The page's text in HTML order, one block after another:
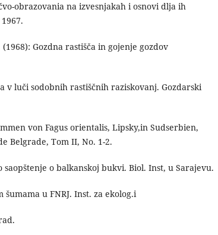
obrazovania na izvesnjakah i osnovi dlja ih
Gozdna rastišča in gojenje gozdov
v luči sodobnih rastiščnih raziskovanj. Gozdarski
von Fagus orientalis, Lipsky,in Sudserbien,
Belgrade, Tom II, No. 1-2.
saopštenje o balkanskoj bukvi. Biol. Inst, u Sarajevu.
šumama u FNRJ. Inst. za ekolog.i